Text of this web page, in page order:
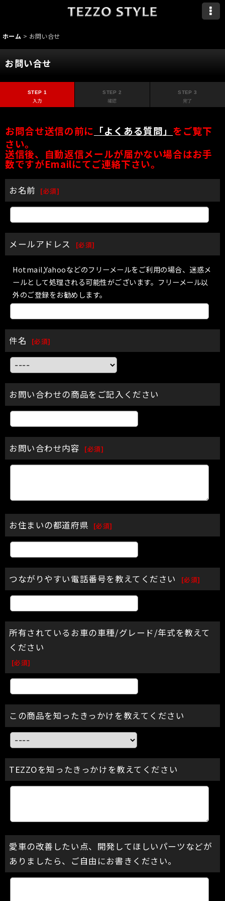
ホーム > お問い合せ
お問い合せ
STEP 1
入力
STEP 2
確認
STEP 3
完了
お問合せ送信の前に 「よくある質問」 をご覧下
さい。
送信後、自動返信メールが届かない場合はお手
数ですがEmailにてご連絡下さい。
お名前 [必須]
メールアドレス [必須]
Hotmail,Yahooなどのフリーメールをご利用の場合、迷惑メ
ールとして処理される可能性がございます。フリーメール以
外のご登録をお勧めします。
件名 [必須]
お問い合わせの商品をご記入ください
お問い合わせ内容 [必須]
お住まいの都道府県 [必須]
つながりやすい電話番号を教えてください [必須]
所有されているお車の車種/グレード/年式を教えて
ください
[必須]
この商品を知ったきっかけを教えてください
TEZZOを知ったきっかけを教えてください
愛車の改善したい点、開発してほしいパーツなどが
ありましたら、ご自由にお書きください。